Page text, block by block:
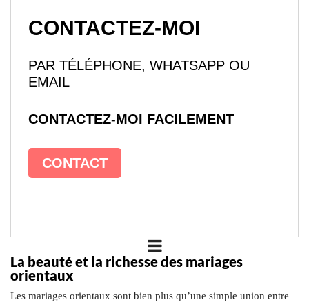
CONTACTEZ-MOI
PAR TÉLÉPHONE, WHATSAPP OU
EMAIL
CONTACTEZ-MOI FACILEMENT
CONTACT
La beauté et la richesse des mariages
orientaux
Les mariages orientaux sont bien plus qu’une simple union entre